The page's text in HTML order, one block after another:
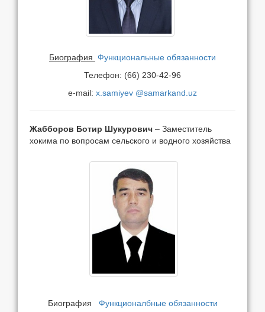
Биография Функциональные обязанности
Телефон: (66) 230-42-96
e-mail: x.samiyev @samarkand.uz
Жабборов Ботир Шукурович – Заместитель
хокима по вопросам сельского и водного хозяйства
Биография Функционалбные обязанности